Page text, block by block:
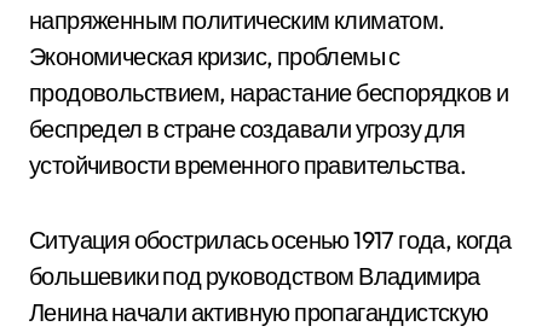
напряженным политическим климатом.
Экономическая кризис, проблемы с
продовольствием, нарастание беспорядков и
беспредел в стране создавали угрозу для
устойчивости временного правительства.
Ситуация обострилась осенью 1917 года, когда
большевики под руководством Владимира
Ленина начали активную пропагандистскую